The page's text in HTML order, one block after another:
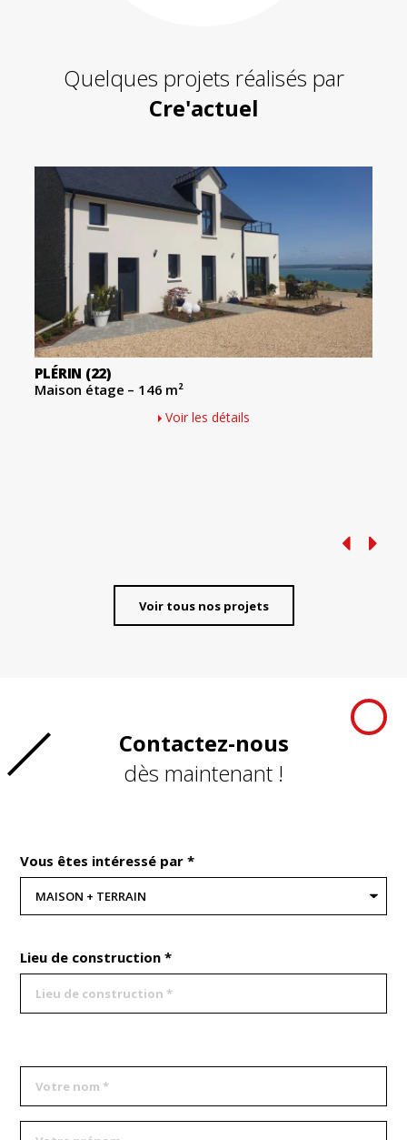
Quelques projets réalisés par
Cre'actuel
PLÉRIN (22)
Maison étage – 146 m²
Voir les détails
Voir tous nos projets
Contactez-nous
dès maintenant !
Vous êtes intéressé par *
Lieu de construction *